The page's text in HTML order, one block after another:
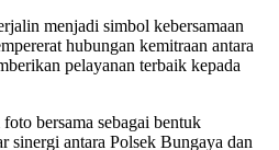
menjadi simbol kebersamaan
hubungan kemitraan antara
pelayanan terbaik kepada
bersama sebagai bentuk
sinergi antara Polsek Bungaya dan